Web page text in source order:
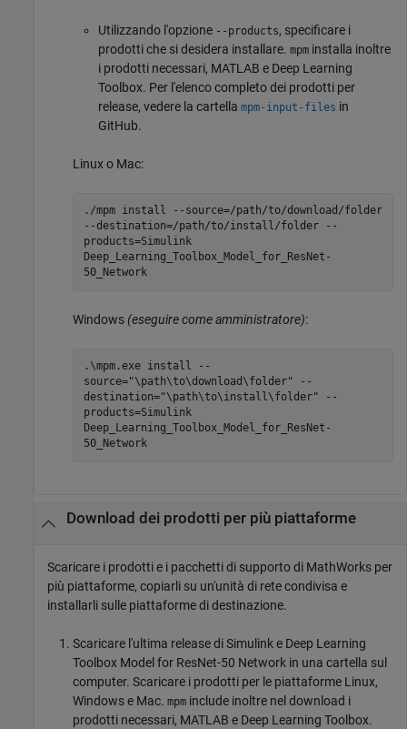
Utilizzando l'opzione --products, specificare i
prodotti che si desidera installare. mpm installa inoltre
i prodotti necessari, MATLAB e Deep Learning
Toolbox. Per l'elenco completo dei prodotti per
release, vedere la cartella mpm-input-files in
GitHub.
Linux o Mac:
./mpm install --source=/path/to/download/folder
--destination=/path/to/install/folder --
products=Simulink
Deep_Learning_Toolbox_Model_for_ResNet-
50_Network
Windows (eseguire come amministratore):
.\mpm.exe install --
source="\path\to\download\folder" --
destination="\path\to\install\folder" --
products=Simulink
Deep_Learning_Toolbox_Model_for_ResNet-
50_Network
Download dei prodotti per più piattaforme
Scaricare i prodotti e i pacchetti di supporto di MathWorks per
più piattaforme, copiarli su un'unità di rete condivisa e
installarli sulle piattaforme di destinazione.
Scaricare l'ultima release di Simulink e Deep Learning
Toolbox Model for ResNet-50 Network in una cartella sul
computer. Scaricare i prodotti per le piattaforme Linux,
Windows e Mac. mpm include inoltre nel download i
prodotti necessari, MATLAB e Deep Learning Toolbox.